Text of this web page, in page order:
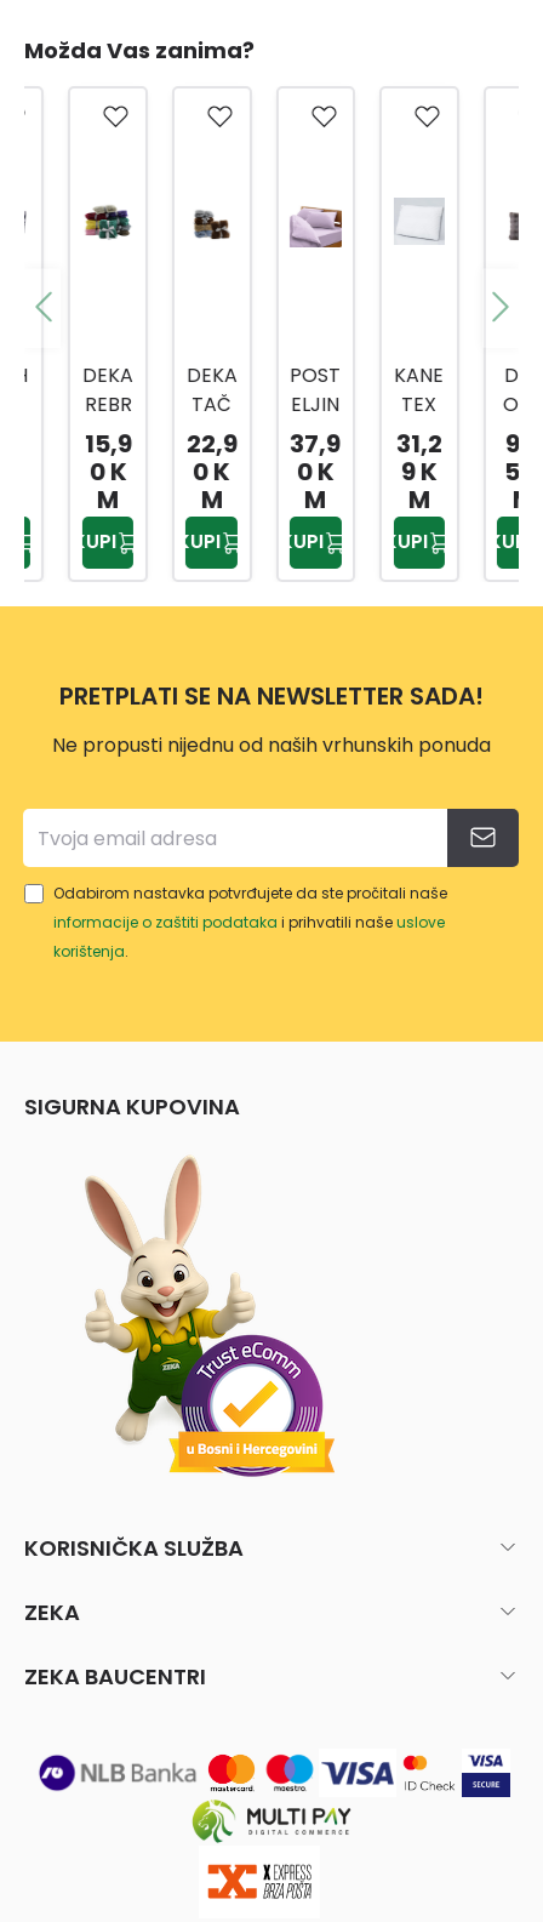
Možda Vas zanima?
DEKA
REBR
ASTA
15,9
KUPI
DEKA
KICE
180X
22,9
KUPI
POST
ELJIN
JEDN
VETN
A 3/1
150X
200
37,9
KUPI
KANE
JAST
CON
TROL
50X7
31,2
KUPI
UČNI
TAM
NO
5
15
KUPI
PRETPLATI SE NA NEWSLETTER SADA!
Ne propusti nijednu od naših vrhunskih ponuda
Odabirom nastavka potvrđujete da ste pročitali naše
informacije o zaštiti podataka i prihvatili našeuslove
korištenja.
SIGURNA KUPOVINA
KORISNIČKA SLUŽBA
ZEKA
ZEKA BAUCENTRI